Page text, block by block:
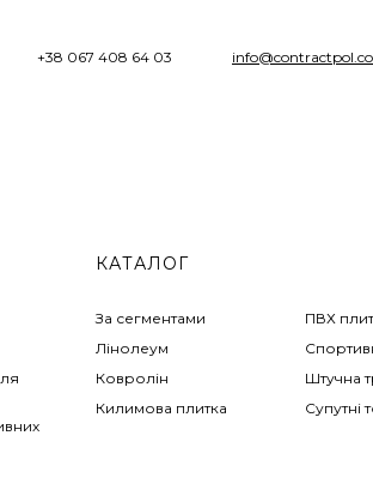
+38 067 408 64 03
КАТАЛОГ
За сегментами
Лінолеум
Ковролін
Килимова плитка
ПВХ
Штучна
Супутні